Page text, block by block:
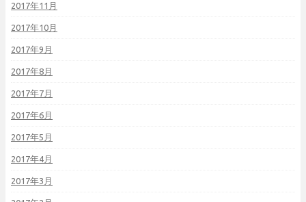
2017年11月
2017年10月
2017年9月
2017年8月
2017年7月
2017年6月
2017年5月
2017年4月
2017年3月